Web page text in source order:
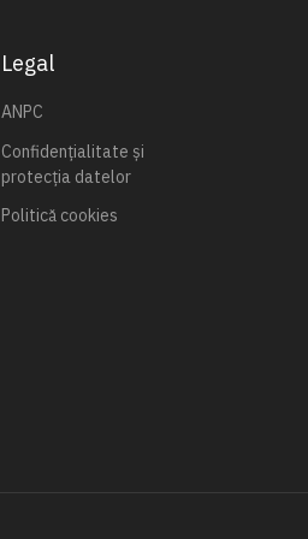
Legal
ANPC
Confidențialitate și
protecția datelor
Politică cookies